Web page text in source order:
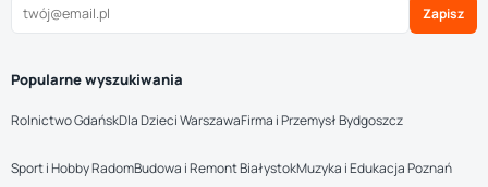
Zapisz
Popularne wyszukiwania
Rolnictwo GdańskDla Dzieci WarszawaFirma i Przemysł Bydgoszcz
Sport i Hobby RadomBudowa i Remont BiałystokMuzyka i Edukacja Poznań